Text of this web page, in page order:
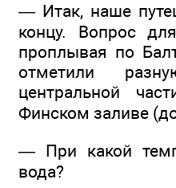
— Итак, наше
концу. Вопрос
проплывая по
отметили
центральной
Финском заливе
— При какой
вода?